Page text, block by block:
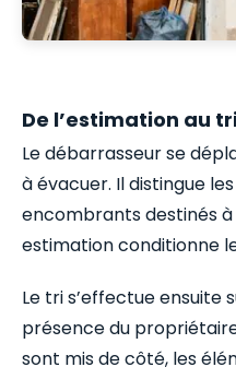
De l’estimation au
Le débarrasseur se
à évacuer. Il distingue
encombrants destinés
estimation conditionne
Le tri s’effectue ensuite
présence du
sont mis de côté, les